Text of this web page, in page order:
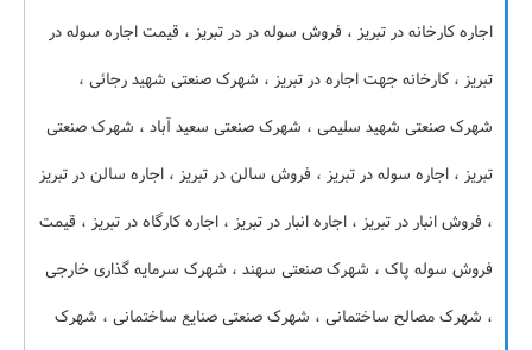
اجاره کارخانه در تبریز ، فروش سوله در در تبریز ، قیمت اجاره سوله در
تبریز ، کارخانه جهت اجاره در تبریز ، شهرک صنعتی شهید رجائی ،
شهرک صنعتی شهید سلیمی ، شهرک صنعتی سعید آباد ، شهرک صنعتی
تبریز ، اجاره سوله در تبریز ، فروش سالن در تبریز ، اجاره سالن در تبریز
، فروش انبار در تبریز ، اجاره انبار در تبریز ، اجاره کارگاه در تبریز ، قیمت
فروش سوله پاک ، شهرک صنعتی سهند ، شهرک سرمایه گذاری خارجی
، شهرک مصالح ساختمانی ، شهرک صنعتی صنایع ساختمانی ، شهرک